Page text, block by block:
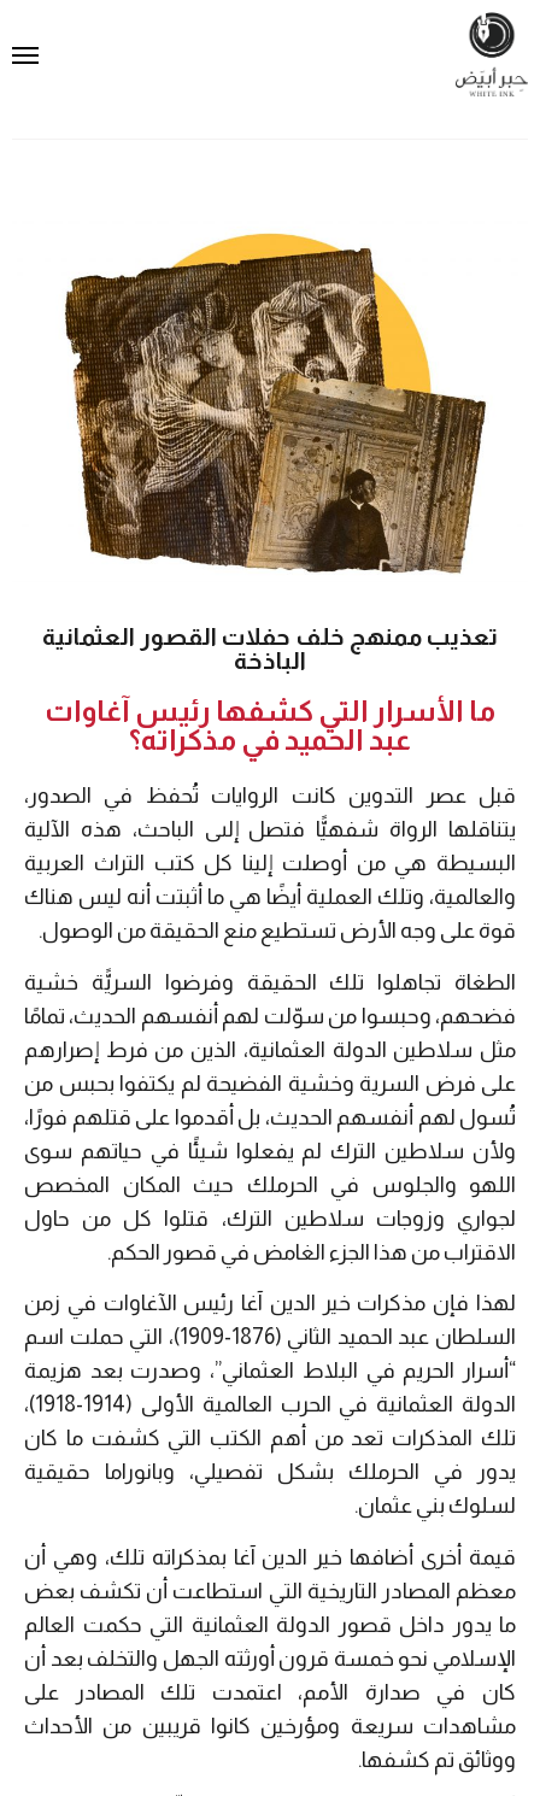
تعذيب ممنهج خلف حفلات القصور العثمانية
الباذخة
ما الأسرار التي كشفها رئيس آغاوات
عبد الحميد في مذكراته؟
قبل عصر التدوين كانت الروايات تُحفظ في الصدور،
يتناقلها الرواة شفهيًّا فتصل إلىى الباحث، هذه الآلية
البسيطة هي من أوصلت إلينا كل كتب التراث العربية
والعالمية، وتلك العملية أيضًا هي ما أثبتت أنه ليس هناك
قوة على وجه الأرض تستطيع منع الحقيقة من الوصول.
الطغاة تجاهلوا تلك الحقيقة وفرضوا السريًّة خشية
فضحهم، وحبسوا من سوّلت لهم أنفسهم الحديث، تمامًا
مثل سلاطين الدولة العثمانية، الذين من فرط إصرارهم
على فرض السرية وخشية الفضيحة لم يكتفوا بحبس من
تُسول لهم أنفسهم الحديث، بل أقدموا على قتلهم فورًا،
ولأن سلاطين الترك لم يفعلوا شيئًا في حياتهم سوى
اللهو والجلوس في الحرملك حيث المكان المخصص
لجواري وزوجات سلاطين الترك، قتلوا كل من حاول
الاقتراب من هذا الجزء الغامض في قصور الحكم.
لهذا فإن مذكرات خير الدين آغا رئيس الآغاوات في زمن
السلطان عبد الحميد الثاني (1876-1909)، التي حملت اسم
“أسرار الحريم في البلاط العثماني”، وصدرت بعد هزيمة
الدولة العثمانية في الحرب العالمية الأولى (1914-1918)،
تلك المذكرات تعد من أهم الكتب التي كشفت ما كان
يدور في الحرملك بشكل تفصيلي، وبانوراما حقيقية
لسلوك بني عثمان.
قيمة أخرى أضافها خير الدين آغا بمذكراته تلك، وهي أن
معظم المصادر التاريخية التي استطاعت أن تكشف بعض
ما يدور داخل قصور الدولة العثمانية التي حكمت العالم
الإسلامي نحو خمسة قرون أورثته الجهل والتخلف بعد أن
كان في صدارة الأمم، اعتمدت تلك المصادر على
مشاهدات سريعة ومؤرخين كانوا قريبين من الأحداث
ووثائق تم كشفها.